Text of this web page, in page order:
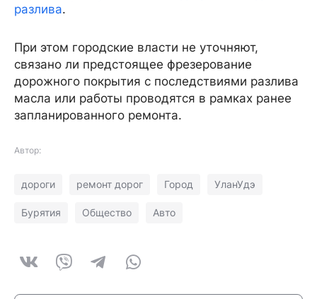
разлива.
При этом городские власти не уточняют,
связано ли предстоящее фрезерование
дорожного покрытия с последствиями разлива
масла или работы проводятся в рамках ранее
запланированного ремонта.
Автор:
дороги ремонт дорог Город УланУдэ
Бурятия Общество Авто